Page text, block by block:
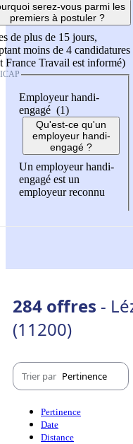
serez-vous parmi les
premiers à postuler ?
de plus de 15 jours,
moins de 4 candidatures
France Travail est informé)
Employeur handi-
engagé (1)
Qu'est-ce qu'un
employeur handi-
engagé ?
Un employeur handi-
engagé est un
employeur reconnu
284 offres -
(11200)
Trier par Pertinence
Pertinence
Date
Distance